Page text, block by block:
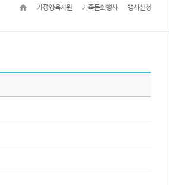
가정양육지원 가족문화행사 행사신청